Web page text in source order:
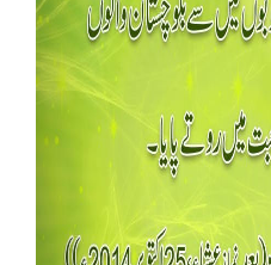
Donation
Blog
More